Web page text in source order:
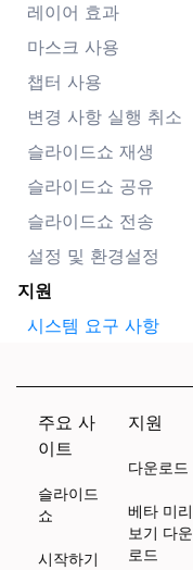
레이어 효과
마스크 사용
챕터 사용
변경 사항 실행 취소
슬라이드쇼 재생
슬라이드쇼 공유
슬라이드쇼 전송
설정 및 환경설정
지원
시스템 요구 사항
주요 사
이트
슬라이드
쇼
시작하기
지원
다운로드
베타 미리
보기 다운
로드